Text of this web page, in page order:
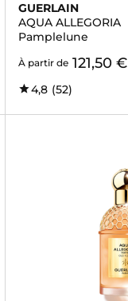
GUERLAIN
AQUA ALLEGORIA
Pamplelune
À partir de 121,50 €
4,8 (52)